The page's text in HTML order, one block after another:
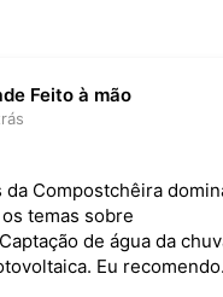
SER ECO
é um
responsável e que
no atendimento de
clientes. Que sorte ter